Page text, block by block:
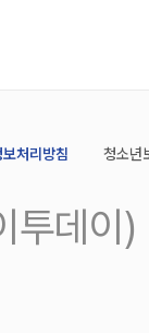
처리방침 청소년
투데